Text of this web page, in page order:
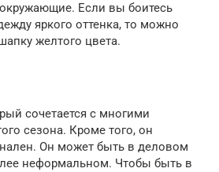
Если вы боитесь
яркого оттенка, то можно
желтого цвета.
сочетается с многими
сезона. Кроме того, он
Он может быть в деловом
неформальном. Чтобы быть в